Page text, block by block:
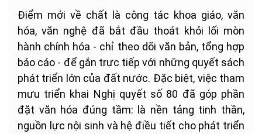
Điểm mới về chất là công tác khoa giáo, văn
hóa, văn nghệ đã bắt đầu thoát khỏi lối mòn
hành chính hóa - chỉ theo dõi văn bản, tổng hợp
báo cáo - để gắn trực tiếp với những quyết sách
phát triển lớn của đất nước. Đặc biệt, việc tham
mưu triển khai Nghị quyết số 80 đã góp phần
đặt văn hóa đúng tầm: là nền tảng tinh thần,
nguồn lực nội sinh và hệ điều tiết cho phát triển